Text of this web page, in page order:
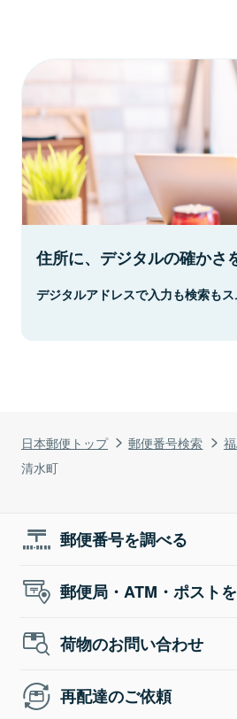
日本郵便トップ 郵便番号検索
清水町
住所に、デジタルの確かさ
デジタルアドレスで入力も検索もス
郵便番号を調べる
郵便局・ATM・ポスト
荷物のお問い合わせ
再配達のご依頼